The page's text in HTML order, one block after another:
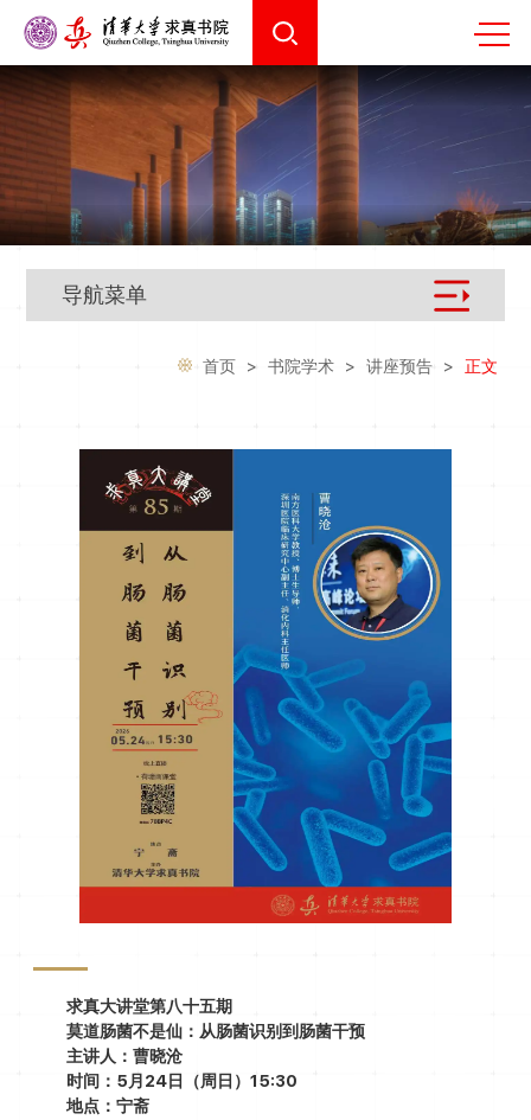
导航菜单
首页 > 书院学术 > 讲座预告 > 正文
求真大讲堂第八十五期
莫道肠菌不是仙：从肠菌识别到肠菌干预
主讲人：曹晓沧
时间：5月24日（周日）15:30
地点：宁斋